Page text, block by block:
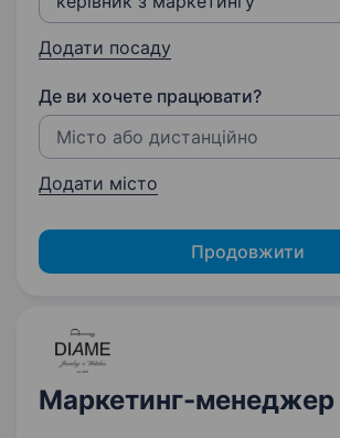
Додати посаду
Де ви хочете працювати?
Додати місто
Продовжити
Маркетинг-менеджер